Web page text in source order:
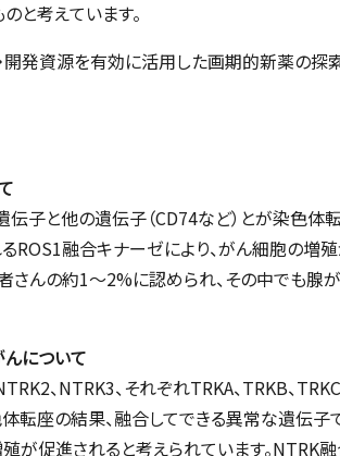
と考えています。
発資源を有効に活用した画期的新薬の探索
子と他の遺伝子（CD74など）とが染色体
ROS1融合キナーゼにより、がん細胞の増
さんの約1〜2%に認められ、その中でも腺
について
、NTRK3、それぞれTRKA、TRKB、
転座の結果、融合してできる異常な遺伝子
が促進されると考えられています。NTRK